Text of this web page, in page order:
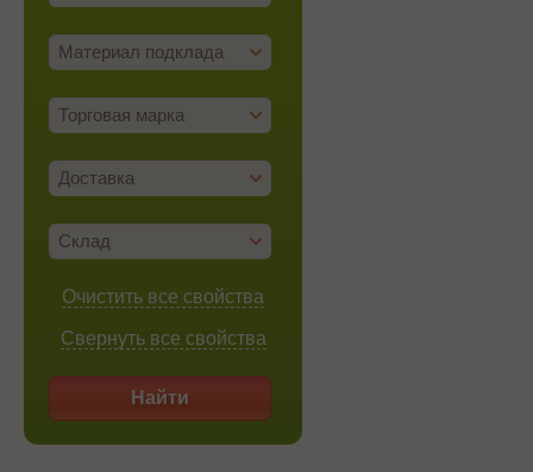
Материал подклада
Торговая марка
Доставка
Склад
Очистить все свойства
Свернуть все свойства
Найти